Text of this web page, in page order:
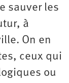
sauver les
à
On en
ceux qui
ou